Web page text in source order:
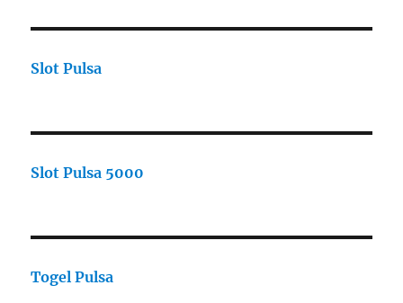
Slot Pulsa
Slot Pulsa 5000
Togel Pulsa